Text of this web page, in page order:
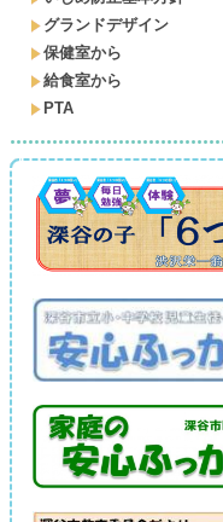
グランドデザイン
保健室から
給食室から
PTA